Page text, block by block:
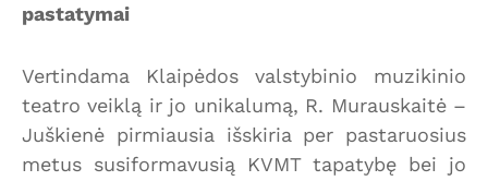
pastatymai
Vertindama Klaipėdos valstybinio muzikinio
teatro veiklą ir jo unikalumą, R. Murauskaitė –
Juškienė pirmiausia išskiria per pastaruosius
metus susiformavusią KVMT tapatybę bei jo